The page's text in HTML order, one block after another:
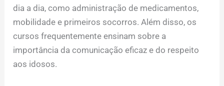
dia a dia, como administração de medicamentos,
mobilidade e primeiros socorros. Além disso, os
cursos frequentemente ensinam sobre a
importância da comunicação eficaz e do respeito
aos idosos.